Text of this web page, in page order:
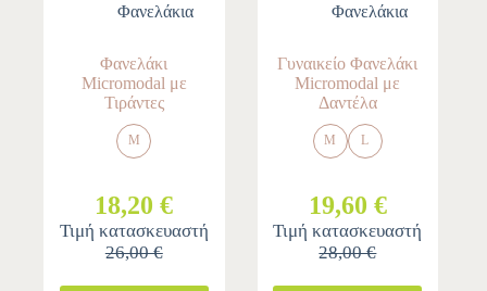
Φανελάκια
Φανελάκι
Micromodal με
Τιράντες
M
18,20 €
Τιμή κατασκευαστή
26,00 €
Φανελάκια
Γυναικείο Φανελάκι
Micromodal με
Δαντέλα
M L
19,60 €
Τιμή κατασκευαστή
28,00 €